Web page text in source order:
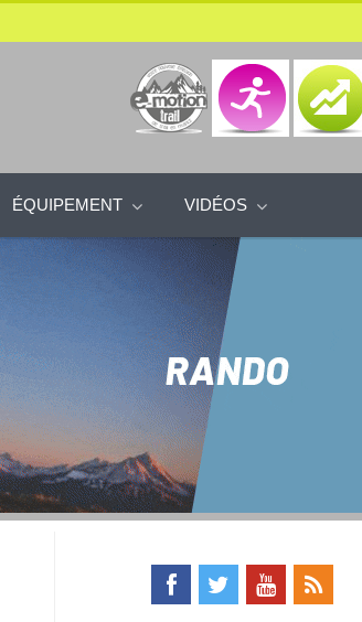
ÉQUIPEMENT VIDÉOS